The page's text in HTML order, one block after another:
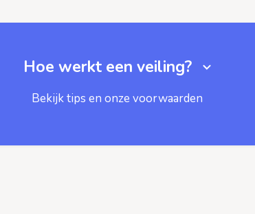
Hoe werkt een veiling?
Bekijk tips en onze voorwaarden